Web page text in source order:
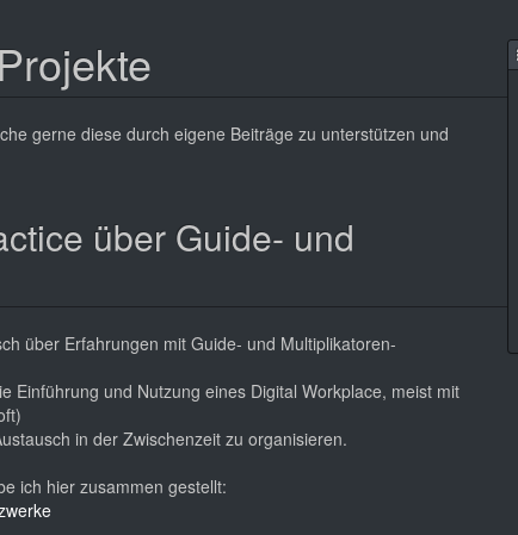
gerne diese durch eigene Beiträge zu unterstützen und
über Guide- und
über Erfahrungen mit Guide- und Multiplikatoren-
Einführung und Nutzung eines Digital Workplace, meist mit
in der Zwischenzeit zu organisieren.
ich hier zusammen gestellt: